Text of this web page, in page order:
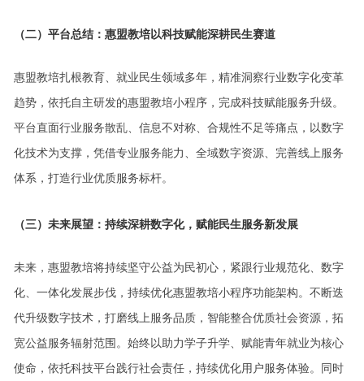
（二）平台总结：惠盟教培以科技赋能深耕民生赛道
惠盟教培扎根教育、就业民生领域多年，精准洞察行业数字化变革
趋势，依托自主研发的惠盟教培小程序，完成科技赋能服务升级。
平台直面行业服务散乱、信息不对称、合规性不足等痛点，以数字
化技术为支撑，凭借专业服务能力、全域数字资源、完善线上服务
体系，打造行业优质服务标杆。
（三）未来展望：持续深耕数字化，赋能民生服务新发展
未来，惠盟教培将持续坚守公益为民初心，紧跟行业规范化、数字
化、一体化发展步伐，持续优化惠盟教培小程序功能架构。不断迭
代升级数字技术，打磨线上服务品质，智能整合优质社会资源，拓
宽公益服务辐射范围。始终以助力学子升学、赋能青年就业为核心
使命，依托科技平台践行社会责任，持续优化用户服务体验。同时